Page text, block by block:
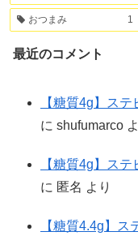
おつまみ 1
最近のコメント
【糖質4g】ス
に shufumarco
【糖質4g】ス
に 匿名 より
【糖質4.4g】